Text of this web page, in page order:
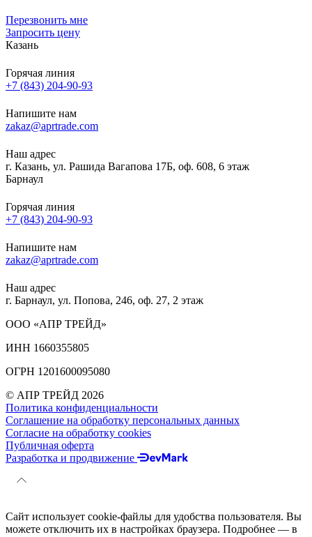
Перезвонить мне
Запросить цену
Казань
Горячая линия
+7 (843) 204-90-93
Напишите нам
zakaz@aprtrade.com
Наш адрес
г. Казань, ул. Рашида Вагапова 17Б, оф. 608, 6 этаж
Барнаул
Горячая линия
+7 (843) 204-90-93
Напишите нам
zakaz@aprtrade.com
Наш адрес
г. Барнаул, ул. Попова, 246, оф. 27, 2 этаж
ООО «АПР ТРЕЙД»
ИНН 1660355805
ОГРН 1201600095080
© АПР ТРЕЙД 2026
Политика конфиденциальности
Соглашение на обработку персональных данных
Согласие на обработку cookies
Публичная оферта
Разработка и продвижение
Сайт использует cookie-файлы для удобства пользователя. Вы
можете отключить их в настройках браузера. Подробнее — в